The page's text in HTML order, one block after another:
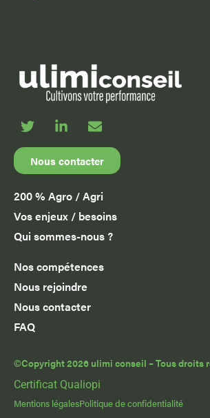
Nous contacter
200 % Agro / Agri
Vos enjeux / besoins
Qui sommes-nous ?
Nos compétences
Nous rejoindre
Nous contacter
FAQ
©Copyright 2026 ulimi conseil – Tous droits
Certificat Qualiopi
Mentions légalesPolitique de confidentialité